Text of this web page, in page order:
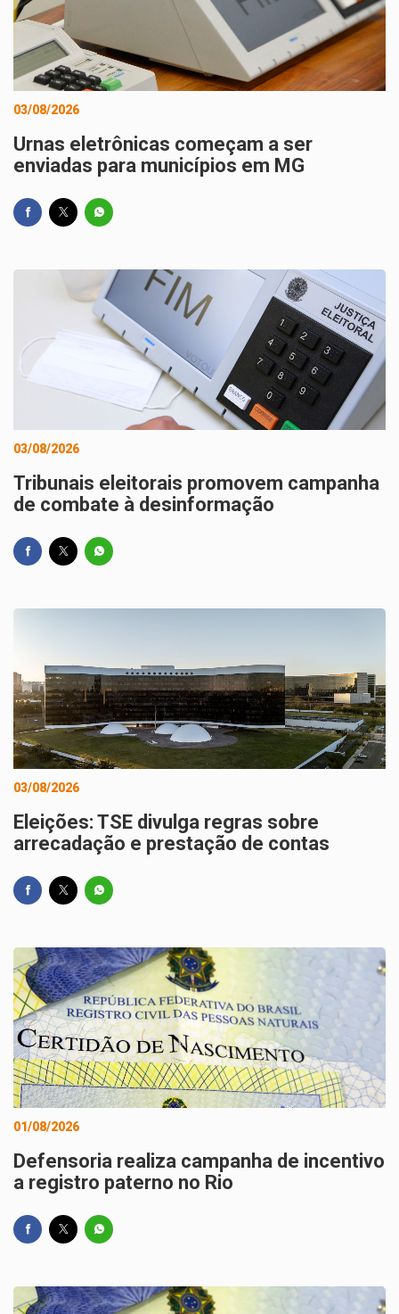
03/08/2026
Urnas eletrônicas começam a ser
enviadas para municípios em MG
03/08/2026
Tribunais eleitorais promovem campanha
de combate à desinformação
03/08/2026
Eleições: TSE divulga regras sobre
arrecadação e prestação de contas
01/08/2026
Defensoria realiza campanha de incentivo
a registro paterno no Rio